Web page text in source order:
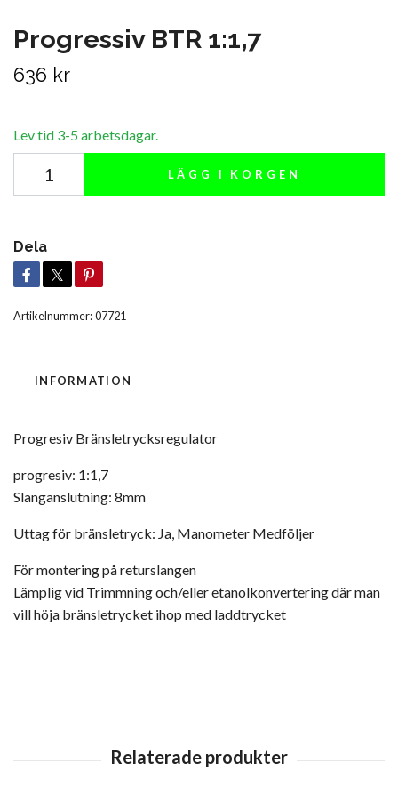
Progressiv BTR 1:1,7
636 kr
Lev tid 3-5 arbetsdagar.
LÄGG I KORGEN
Dela
Artikelnummer:07721
INFORMATION
Progresiv Bränsletrycksregulator
progresiv: 1:1,7
Slanganslutning: 8mm
Uttag för bränsletryck: Ja, Manometer Medföljer
För montering på returslangen
Lämplig vid Trimmning och/eller etanolkonvertering där man
vill höja bränsletrycket ihop med laddtrycket